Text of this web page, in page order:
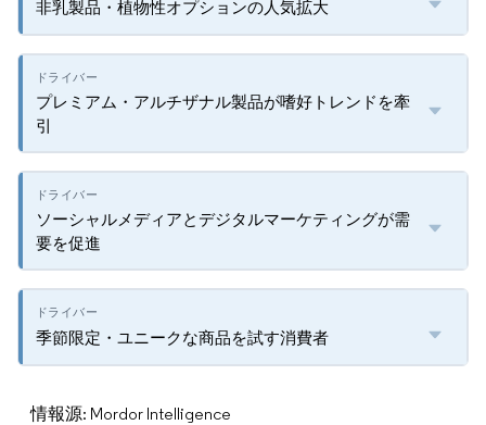
非乳製品・植物性オプションの人気拡大
プレミアム・アルチザナル製品が嗜好トレンドを牽
引
ソーシャルメディアとデジタルマーケティングが需
要を促進
季節限定・ユニークな商品を試す消費者
情報源: Mordor Intelligence